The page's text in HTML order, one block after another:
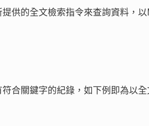
供的全文檢索指令來查詢資料，
合關鍵字的紀錄，如下例即為以